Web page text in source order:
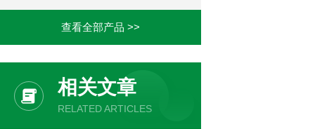
查看全部产品 >>
相关文章
RELATED ARTICLES